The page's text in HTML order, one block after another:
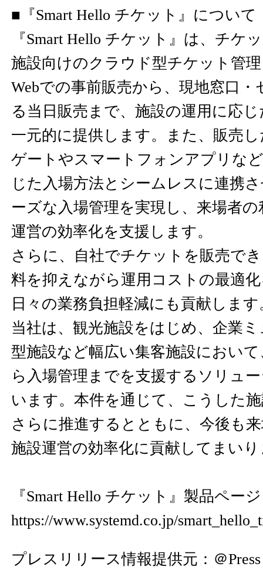
■『Smart Hello チケット』について
『Smart Hello チケット』は、チケ
施設向けのクラウド型チケット管
Webでの事前販売から、現地窓口
る当日販売まで、施設の運用に応
一元的に提供します。また、販売
ゲートやスマートフォンアプリな
じた入場方法とシームレスに連携
ーズな入場管理を実現し、来場者
運営の効率化を支援します。
さらに、自社でチケットを販売で
料を抑えながら運用コストの最適
日々の業務負担軽減にも貢献します
当社は、観光施設をはじめ、企業
型施設など幅広い集客施設におい
ら入場管理までを支援するソリュ
います。本件を通じて、こうした
さらに推進するとともに、今後も
施設運営の効率化に貢献してまい
『Smart Hello チケット』製品ペー
https://www.systemd.co.jp/
プレスリリース情報提供元： ＠Press